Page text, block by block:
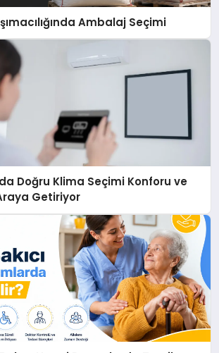
Ambalaj Seçimi
Doğru Klima Seçimi Konforu ve
Getiriyor